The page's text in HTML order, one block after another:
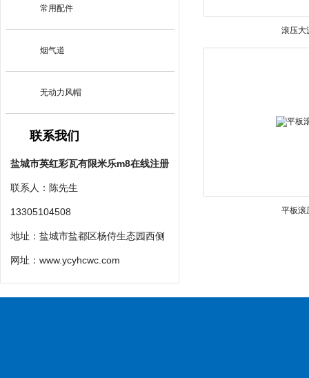
常用配件
烟气道
无动力风帽
联系我们
盐城市英红彩瓦有限米乐m8在线注册
联系人：陈先生
13305104508
地址：盐城市盐都区杨侍生态园西侧
网址： www.ycyhcwc.com
滚压大
平板滚